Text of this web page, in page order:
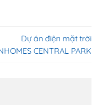
Dự án điện mặt trời
CENTRAL PARK